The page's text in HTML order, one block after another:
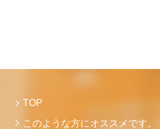
TOP
このような方にオススメです。